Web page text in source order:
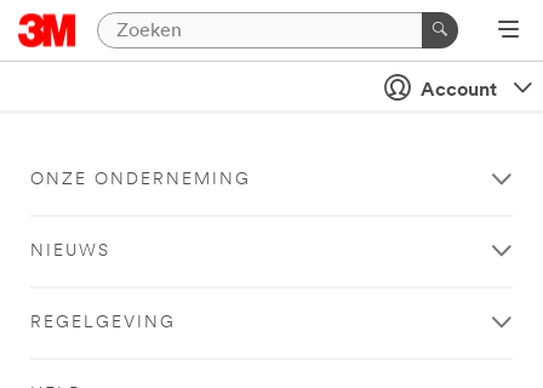
Account
ONZE ONDERNEMING
NIEUWS
REGELGEVING